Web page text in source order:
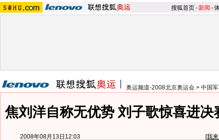
搜狐首页-新闻 -
奥运频道-2008北京奥运会 > 中国
焦刘洋自称无优势 刘子歌惊喜进决
2008年08月13日12:03 [我